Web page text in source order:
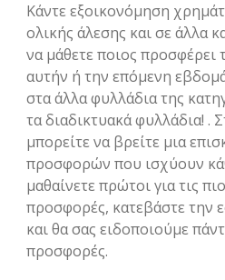
Κάντε εξοικονόμηση
ολικής άλεσης και σε άλλα
να μάθετε ποιος προσφέρει
αυτήν ή την επόμενη
στα άλλα φυλλάδια της
τα διαδικτυακά φυλλάδια! .
μπορείτε να βρείτε μια
προσφορών που ισχύουν
μαθαίνετε πρώτοι για τις
προσφορές, κατεβάστε την
και θα σας ειδοποιούμε
προσφορές.